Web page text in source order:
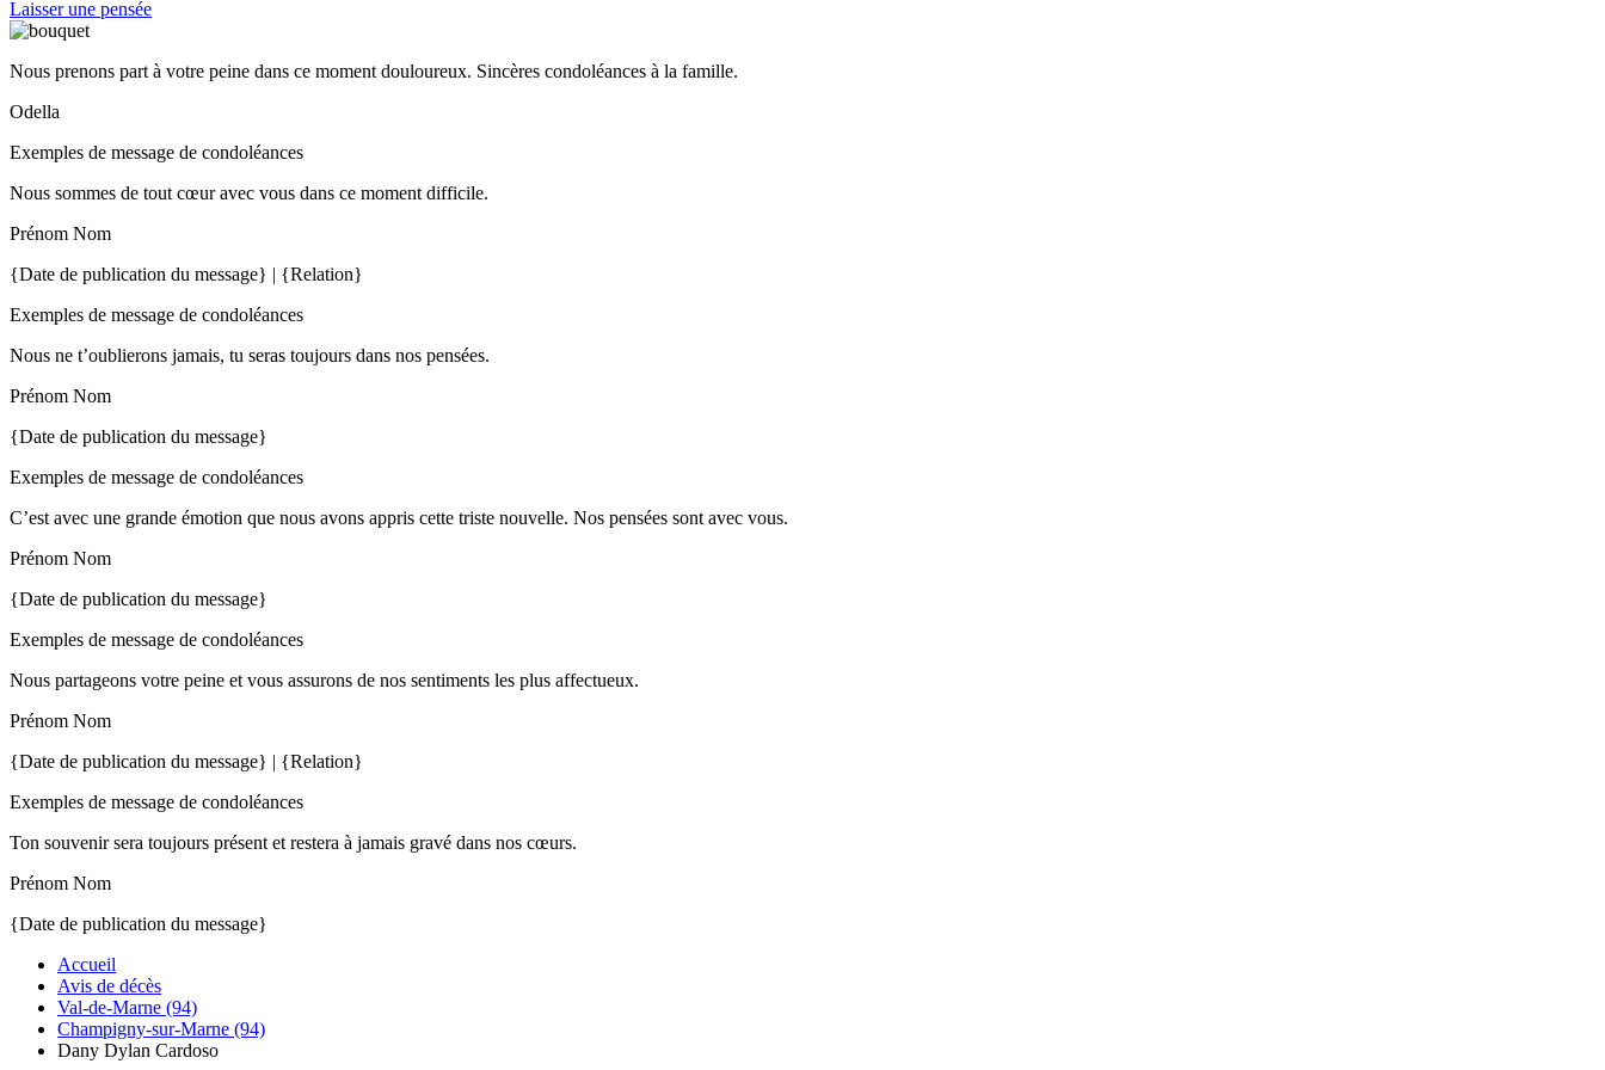
Laisser une pensée
Nous prenons part à votre peine dans ce moment douloureux. Sincères condoléances à la famille.
Odella
Exemples de message de condoléances
Nous sommes de tout cœur avec vous dans ce moment difficile.
Prénom Nom
{Date de publication du message} | {Relation}
Exemples de message de condoléances
Nous ne t’oublierons jamais, tu seras toujours dans nos pensées.
Prénom Nom
{Date de publication du message}
Exemples de message de condoléances
C’est avec une grande émotion que nous avons appris cette triste nouvelle. Nos pensées sont avec vous.
Prénom Nom
{Date de publication du message}
Exemples de message de condoléances
Nous partageons votre peine et vous assurons de nos sentiments les plus affectueux.
Prénom Nom
{Date de publication du message} | {Relation}
Exemples de message de condoléances
Ton souvenir sera toujours présent et restera à jamais gravé dans nos cœurs.
Prénom Nom
{Date de publication du message}
Accueil
Avis de décès
Val-de-Marne (94)
Champigny-sur-Marne (94)
Dany Dylan Cardoso